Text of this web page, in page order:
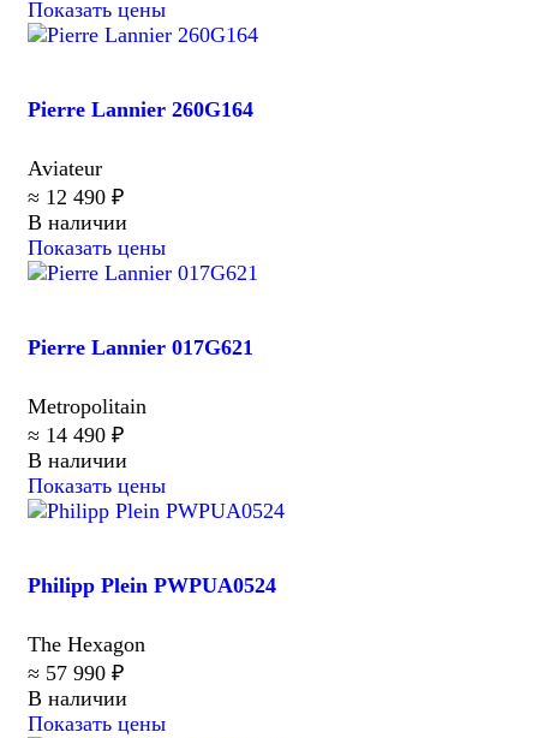
Показать цены
Pierre Lannier 260G164
Aviateur
≈ 12 490 ₽
В наличии
Показать цены
Pierre Lannier 017G621
Metropolitain
≈ 14 490 ₽
В наличии
Показать цены
Philipp Plein PWPUA0524
The Hexagon
≈ 57 990 ₽
В наличии
Показать цены